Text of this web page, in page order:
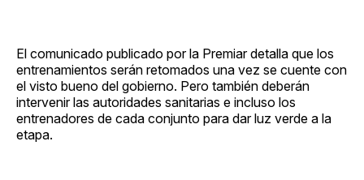
El comunicado publicado por la Premiar detalla que los
entrenamientos serán retomados una vez se cuente con
el visto bueno del gobierno. Pero también deberán
intervenir las autoridades sanitarias e incluso los
entrenadores de cada conjunto para dar luz verde a la
etapa.